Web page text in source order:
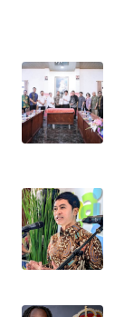
WN
NTB
WN
WN
SULBAR
WN